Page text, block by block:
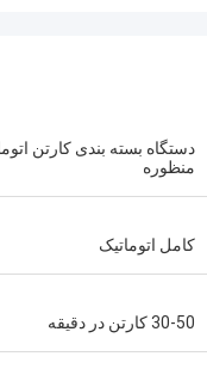
دستگاه بسته بندی کارتن
منظوره
کامل اتوماتیک
30-50 کارتن در دقیقه